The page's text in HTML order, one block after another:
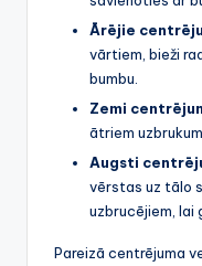
Ārējie
vārtiem, bieži
bumbu.
Zemi
ātriem
Augsti
vērstas uz tālo
uzbrucējiem, lai
Pareizā centrējuma